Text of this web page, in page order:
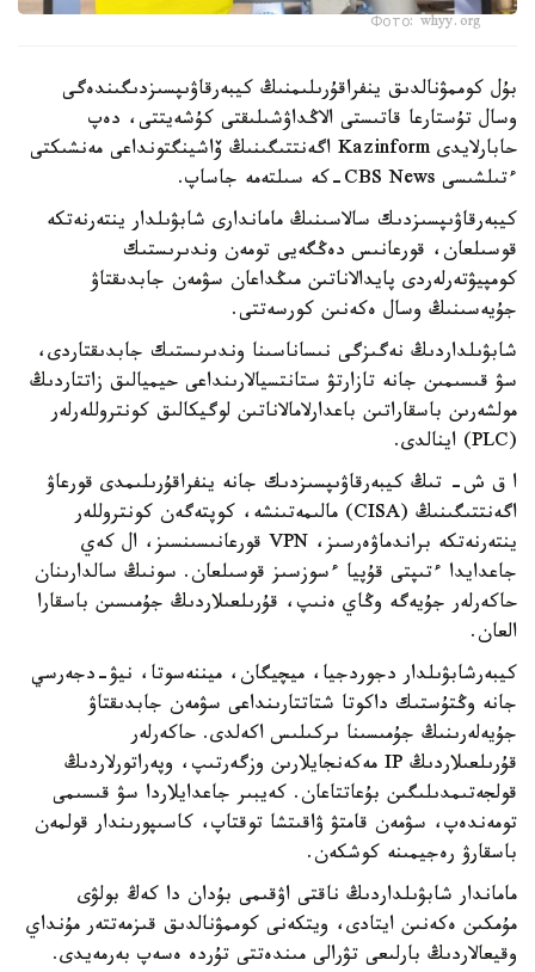
Фото: whyy.org
بۇل كوممۋنالدىق ينفراقۇرىلىمنىڭ كيبەرقاۋىپسىزدىگىندەگى
وسال تۇستارعا قاتىستى الاڭداۋشىلىقتى كۇشەيتتى، دەپ
حابارلايدى Kazinform اگەنتتىگىنىڭ ۆاشينگتونداعى مەنشىكتى
ءتىلشىسى CBS News-كە سىلتەمە جاساپ.
كيبەرقاۋىپسىزدىك سالاسىنىڭ ماماندارى شابۋىلدار ينتەرنەتكە
قوسىلعان، قورعانىس دەڭگەيى تومەن وندىرىستىك
كومپيۋتەرلەردى پايدالاناتىن مىڭداعان سۋمەن جابدىقتاۋ
جۇيەسىنىڭ وسال ەكەنىن كورسەتتى.
شابۋىلداردىڭ نەگىزگى نىساناسىنا وندىرىستىك جابدىقتاردى،
سۋ قىسىمىن جانە تازارتۋ ستانتسيالارىنداعى حيميالىق زاتتاردىڭ
مولشەرىن باسقاراتىن باعدارلامالاناتىن لوگيكالىق كونتروللەرلەر
(PLC) اينالدى.
ا ق ش- تىڭ كيبەرقاۋىپسىزدىك جانە ينفراقۇرىلىمدى قورعاۋ
اگەنتتىگىنىڭ (CISA) مالىمەتىنشە، كوپتەگەن كونتروللەر
ينتەرنەتكە براندماۋەرسىز، VPN قورعانىسىنسىز، ال كەي
جاعدايدا ءتىپتى قۇپيا ءسوزسىز قوسىلعان. سونىڭ سالدارىنان
حاكەرلەر جۇيەگە وڭاي ەنىپ، قۇرىلعىلاردىڭ جۇمىسىن باسقارا
العان.
كيبەرشابۋىلدار دجوردجيا، ميچيگان، ميننەسوتا، نيۋ-دجەرسي
جانە وڭتۇستىك داكوتا شتاتتارىنداعى سۋمەن جابدىقتاۋ
جۇيەلەرىنىڭ جۇمىسىنا ىركىلىس اكەلدى. حاكەرلەر
قۇرىلعىلاردىڭ IP مەكەنجايلارىن وزگەرتىپ، وپەراتورلاردىڭ
قولجەتىمدىلىگىن بۇعاتتاعان. كەيبىر جاعدايلاردا سۋ قىسىمى
تومەندەپ، سۋمەن قامتۋ ۋاقىتشا توقتاپ، كاسىپورىندار قولمەن
باسقارۋ رەجيمىنە كوشكەن.
ماماندار شابۋىلداردىڭ ناقتى اۋقىمى بۇدان دا كەڭ بولۋى
مۇمكىن ەكەنىن ايتادى، ويتكەنى كوممۋنالدىق قىزمەتتەر مۇنداي
وقيعالاردىڭ بارلىعى تۋرالى مىندەتتى تۇردە ەسەپ بەرمەيدى.